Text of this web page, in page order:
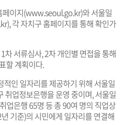
페이지(www.seoul.go.kr)와 서울일
), 각 자치구 홈페이지를 통해 확인가
차 서류심사, 2차 개인별 면접을 통해
할 계획이다.
인 일자리를 제공하기 위해 서울일
취업정보은행을 운영 중이며, 서울일
업은행 65명 등 총 90여 명의 직업상
기준)의 시민에게 일자리를 연결해